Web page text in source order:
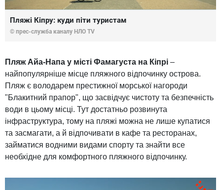
Пляжі Кіпру: куди піти туристам
© прес-служба каналу НЛО TV
Пляж Айа-Напа у місті Фамагуста на Кіпрі –
найпопулярніше місце пляжного відпочинку острова.
Пляж є володарем престижної морської нагороди
"Блакитний прапор", що засвідчує чистоту та безпечність
води в цьому місці. Тут достатньо розвинута
інфраструктура, тому на пляжі можна не лише купатися
та засмагати, а й відпочивати в кафе та ресторанах,
займатися водними видами спорту та знайти все
необхідне для комфортного пляжного відпочинку.